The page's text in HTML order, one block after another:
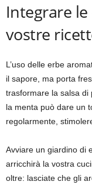
Integrare
vostre
L’uso delle erbe
il sapore, ma porta
trasformare la salsa di
la menta può dare un
regolarmente,
Avviare un giardino di
arricchirà la vostra
oltre: lasciate che gli